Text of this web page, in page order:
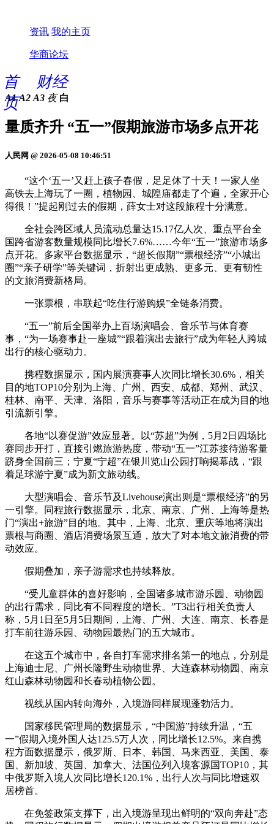
资讯 我的主页
华商论坛
首
页
财经
A1 A2 A3 夜 白
量质齐升 “五一”假期旅游市场多点开花
人民网 @ 2026-05-08 10:46:51
“这个‘五一’又赶上孩子春假，足足休了十天！一家人坐
高铁去上海玩了一圈，植物园、城隍庙都走了个遍，全家开心
得很！”提起刚过去的假期，薛女士对这段旅程十分满意。
全社会跨区域人员流动总量达15.17亿人次、重点平台全
国跨省游客数量规模同比增长7.6%……今年“五一”旅游市场多
点开花。多家平台数据显示，“超长假期”“票根经济”“小城出
圈”“亲子研学”等关键词，折射出更成熟、更多元、更有韧性
的文旅消费新格局。
一张票根，串联起“吃住行游购娱”全链条消费。
“五一”前后全国举办上百场演唱会、音乐节与体育赛
事，“为一场赛事赴一座城”“跟着演出去旅行”成为年轻人跨城
出行的核心驱动力。
携程数据显示，国内展演赛事人次同比增长30.6%，相关
目的地TOP10分别为上海、广州、西安、成都、郑州、武汉、
桂林、南平、天津、洛阳，音乐与赛事等活动正在成为目的地
引流新引擎。
各地“以赛促游”效应显著。以“苏超”为例，5月2日四场比
赛同步开打，直接引燃旅游热度，带动“五一”江苏接待游客量
跻身全国前三；宁夏“宁超”在银川览山公园打响揭幕战，“跟
着足球游宁夏”成为新文旅动线。
大型演唱会、音乐节及Livehouse演出则是“票根经济”的另
一引擎。同程旅行数据显示，北京、南京、广州、上海等是热
门“演出+旅游”目的地。其中，上海、北京、重庆等地将演出
票根与商圈、酒店消费场景互通，放大了对本地文旅消费的带
动效应。
假期叠加，亲子游需求也持续释放。
“受儿童群体的喜好影响，全国诸多城市游乐园、动物园
的出行需求，同比有不同程度的增长。”T3出行相关负责人
称，5月1日至5月5日期间，上海、广州、大连、南京、长春是
打车前往游乐园、动物园最热门的五大城市。
在这五个城市中，各自打车需求排名第一的地点，分别是
上海迪士尼、广州长隆野生动物世界、大连森林动物园、南京
红山森林动物园和长春动植物公园。
视线从国内转向海外，入境游同样展现蓬勃活力。
国家移民管理局的数据显示，“中国游”持续升温，“五
一”假期入境外国人达125.5万人次，同比增长12.5%。来自携
程方面数据显示，俄罗斯、日本、韩国、马来西亚、美国、泰
国、新加坡、英国、加拿大、法国位列入境客源国TOP10，其
中俄罗斯入境人次同比增长120.1%，出行人次与同比增速双
居榜首。
在免签政策支撑下，出入境游呈现出鲜明的“双向奔赴”态